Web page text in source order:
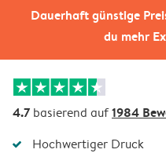
Dauerhaft günstige
du mehr
4.7 basierend auf1984
Hochwertiger Druck